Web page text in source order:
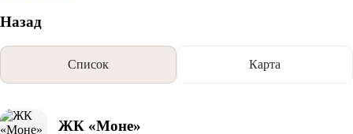
Назад
Список Карта
ЖК «Моне»